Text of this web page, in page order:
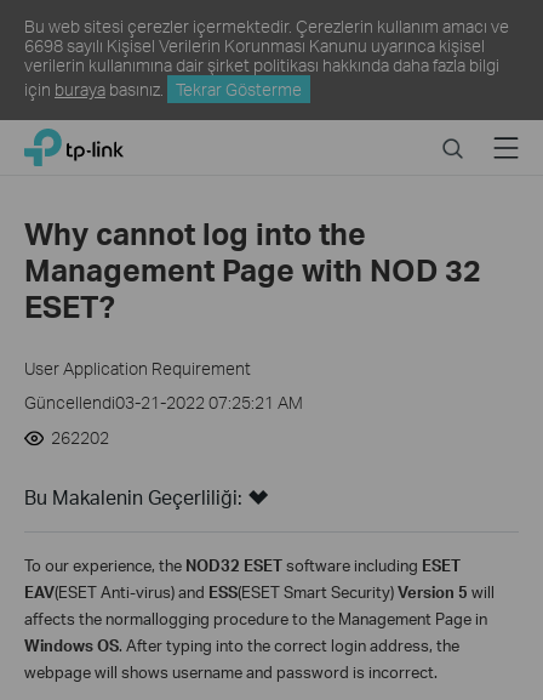
Bu web sitesi çerezler içermektedir. Çerezlerin kullanım amacı ve
6698 sayılı Kişisel Verilerin Korunması Kanunu uyarınca kişisel
verilerin kullanımına dair şirket politikası hakkında daha fazla bilgi
için buraya basınız. Tekrar Gösterme
Click
navigation
TP-Link, Reliably Smart SearchMenu
Why cannot log into the
Management Page with NOD 32
ESET?
User Application Requirement
Güncellendi03-21-2022 07:25:21 AM
262202
Bu Makalenin Geçerliliği:
To our experience, the NOD32 ESETsoftware including ESET
EAV(ESET Anti-virus) and ESS(ESET Smart Security)Version 5 will
affects the normallogging procedure to the Management Page in
Windows OS. After typing into the correct login address, the
webpage will shows username and password is incorrect.